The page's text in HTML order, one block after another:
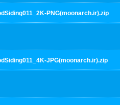
PNG(moonarch.ir).zip
JPG(moonarch.ir).zip